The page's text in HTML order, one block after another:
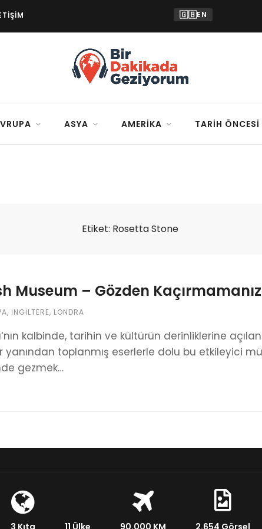
🇬🇧EN
ASYA AMERIKA TARIH ÖNCESI
Etiket: Rosetta Stone
Museum – Gözden
, İNGILTERE, LONDRA
kalbinde, tarihin ve kültürün derinliklerine
yanından toplanmış eserlerle dolu bu etkileyici
gezmek…